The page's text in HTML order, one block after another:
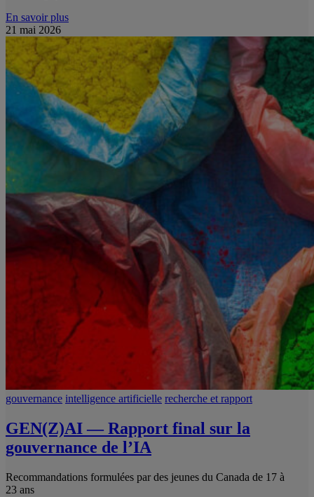
En savoir plus
21 mai 2026
gouvernance intelligence artificielle recherche et rapport
GEN(Z)AI — Rapport final sur la
gouvernance de l’IA
Recommandations formulées par des jeunes du Canada de 17 à
23 ans